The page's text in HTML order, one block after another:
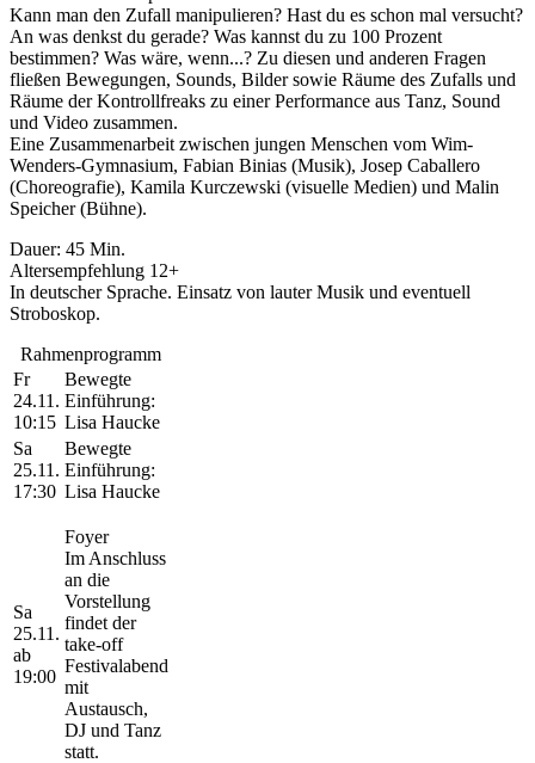
Kann man den Zufall manipulieren? Hast du es schon mal versucht?
An was denkst du gerade? Was kannst du zu 100 Prozent
bestimmen? Was wäre, wenn...? Zu diesen und anderen Fragen
fließen Bewegungen, Sounds, Bilder sowie Räume des Zufalls und
Räume der Kontrollfreaks zu einer Performance aus Tanz, Sound
und Video zusammen.
Eine Zusammenarbeit zwischen jungen Menschen vom Wim-
Wenders-Gymnasium, Fabian Binias (Musik), Josep Caballero
(Choreografie), Kamila Kurczewski (visuelle Medien) und Malin
Speicher (Bühne).
Dauer: 45 Min.
Altersempfehlung 12+
In deutscher Sprache. Einsatz von lauter Musik und eventuell
Stroboskop.
Rahmenprogramm
Fr
24.11.
10:15
Bewegte
Einführung:
Lisa Haucke
Sa
25.11.
17:30
Bewegte
Einführung:
Lisa Haucke
Sa
25.11.
ab
19:00
Foyer
Im Anschluss
an die
Vorstellung
findet der
take-off
Festivalabend
mit
Austausch,
DJ und Tanz
statt.